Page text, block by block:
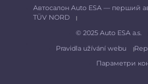
Автосалон Auto ESA — перший
TÜV NORD
© 2025 Auto ESA a.s.
Pravidla užívání webu
Параметри